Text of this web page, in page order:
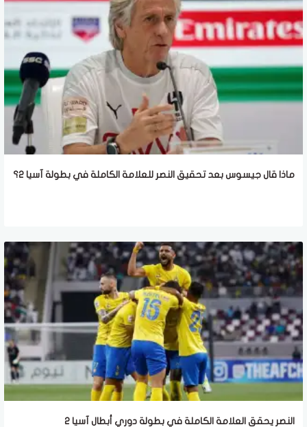
ماذا قال جيسوس بعد تحقيق النصر للعلامة الكاملة في بطولة آسيا 2؟
النصر يحقق العلامة الكاملة في بطولة دوري أبطال آسيا 2